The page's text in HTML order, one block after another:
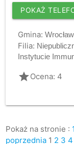
POKAŻ
Gmina:
Filia:
Instytucie
gradeOcena: 4
Pokaż na stronie :
poprzednia 1 2 3 4